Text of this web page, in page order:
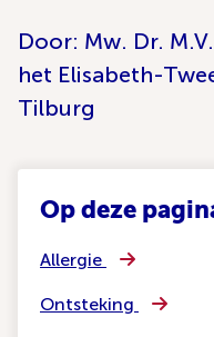
Door: Mw. Dr.
het Elisabeth-
Tilburg
Op deze
Allergie
Ontsteking